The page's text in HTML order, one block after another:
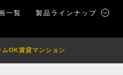
一覧 製品ラインナップ
ムOK賃貸マンション